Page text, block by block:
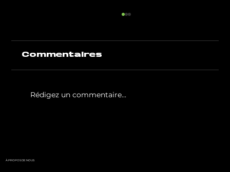
Commentaires
Rédigez un commentaire...
À PROPOS DE NOUS